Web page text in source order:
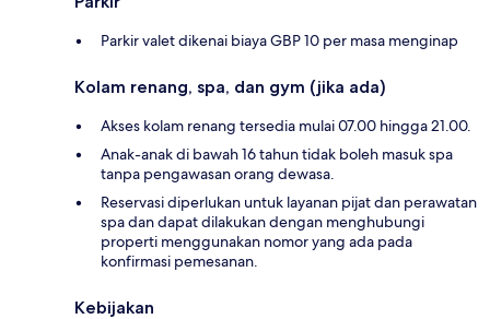
Parkir valet dikenai biaya GBP 10 per masa menginap
Kolam renang, spa, dan gym (jika ada)
Akses kolam renang tersedia mulai 07.00 hingga 21.00.
Anak-anak di bawah 16 tahun tidak boleh masuk spa
tanpa pengawasan orang dewasa.
Reservasi diperlukan untuk layanan pijat dan perawatan
spa dan dapat dilakukan dengan menghubungi
properti menggunakan nomor yang ada pada
konfirmasi pemesanan.
Kebijakan